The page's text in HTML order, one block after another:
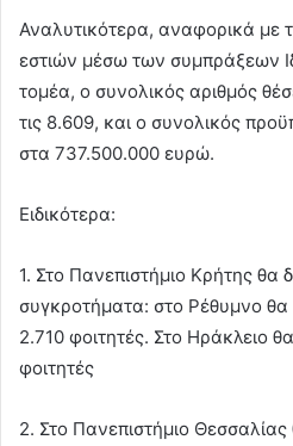
Αναλυτικότερα, αναφορικά με
εστιών μέσω των συμπράξεων
τομέα, ο συνολικός αριθμός
τις 8.609, και ο συνολικός
στα 737.500.000 ευρώ.
Ειδικότερα:
1. Στο Πανεπιστήμιο Κρήτης θα
συγκροτήματα: στο Ρέθυμνο θα
2.710 φοιτητές. Στο Ηράκλειο
φοιτητές
2. Στο Πανεπιστήμιο